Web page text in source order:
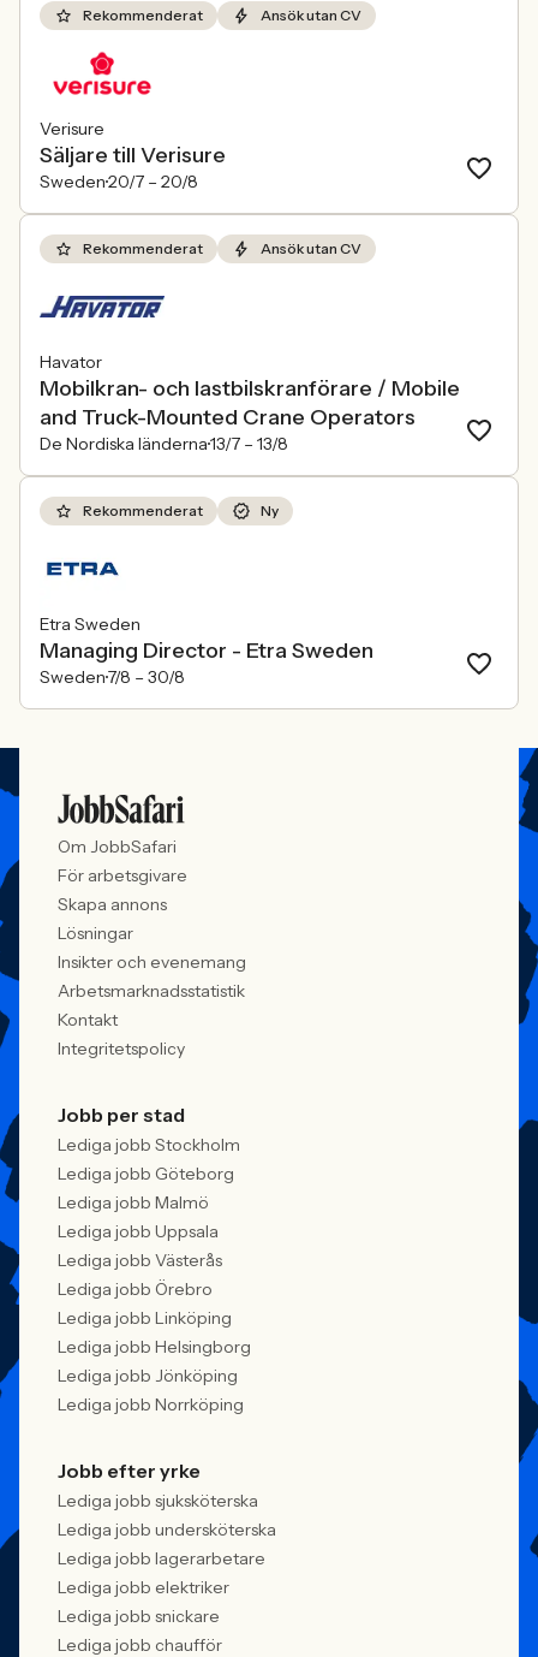
Rekommenderat Ansök utan CV
Verisure
Säljare till Verisure
Sweden20/7 – 20/8
Rekommenderat Ansök utan CV
Havator
Mobilkran- och lastbilskranförare / Mobile
and Truck-Mounted Crane Operators
De Nordiska länderna13/7 – 13/8
Rekommenderat Ny
Etra Sweden
Managing Director - Etra Sweden
Sweden7/8 – 30/8
Om JobbSafari
För arbetsgivare
Skapa annons
Lösningar
Insikter och evenemang
Arbetsmarknadsstatistik
Kontakt
Integritetspolicy
Jobb per stad
Lediga jobb Stockholm
Lediga jobb Göteborg
Lediga jobb Malmö
Lediga jobb Uppsala
Lediga jobb Västerås
Lediga jobb Örebro
Lediga jobb Linköping
Lediga jobb Helsingborg
Lediga jobb Jönköping
Lediga jobb Norrköping
Jobb efter yrke
Lediga jobb sjuksköterska
Lediga jobb undersköterska
Lediga jobb lagerarbetare
Lediga jobb elektriker
Lediga jobb snickare
Lediga jobb chaufför